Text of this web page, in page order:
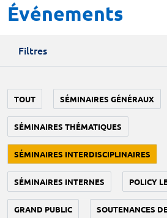
Événements
Filtres
TOUT SÉMINAIRES GÉNÉRAUX
SÉMINAIRES THÉMATIQUES
SÉMINAIRES INTERDISCIPLINAIRES
SÉMINAIRES INTERNES POLICY
GRAND PUBLIC SOUTENANCES